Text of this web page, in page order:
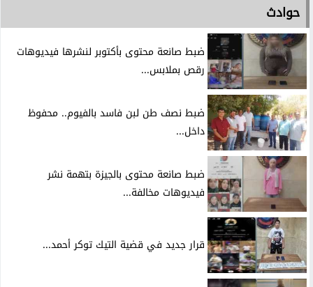
حوادث
ضبط صانعة محتوى بأكتوبر لنشرها فيديوهات
رقص بملابس...
ضبط نصف طن لبن فاسد بالفيوم.. محفوظ
داخل...
ضبط صانعة محتوى بالجيزة بتهمة نشر
فيديوهات مخالفة...
قرار جديد في قضية التيك توكر أحمد...